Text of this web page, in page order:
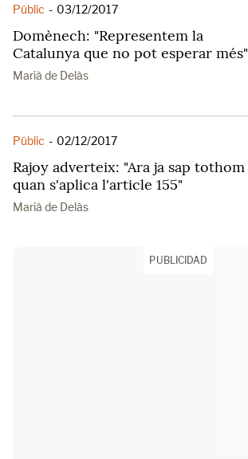
Públic - 03/12/2017
Domènech: "Representem la
Catalunya que no pot esperar més"
Marià de Delàs
Públic - 02/12/2017
Rajoy adverteix: "Ara ja sap tothom
quan s'aplica l'article 155"
Marià de Delàs
PUBLICIDAD